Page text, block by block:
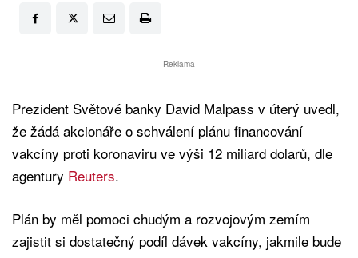
Reklama
Prezident Světové banky David Malpass v úterý uvedl,
že žádá akcionáře o schválení plánu financování
vakcíny proti koronaviru ve výši 12 miliard dolarů, dle
agentury Reuters.
Plán by měl pomoci chudým a rozvojovým zemím
zajistit si dostatečný podíl dávek vakcíny, jakmile bude